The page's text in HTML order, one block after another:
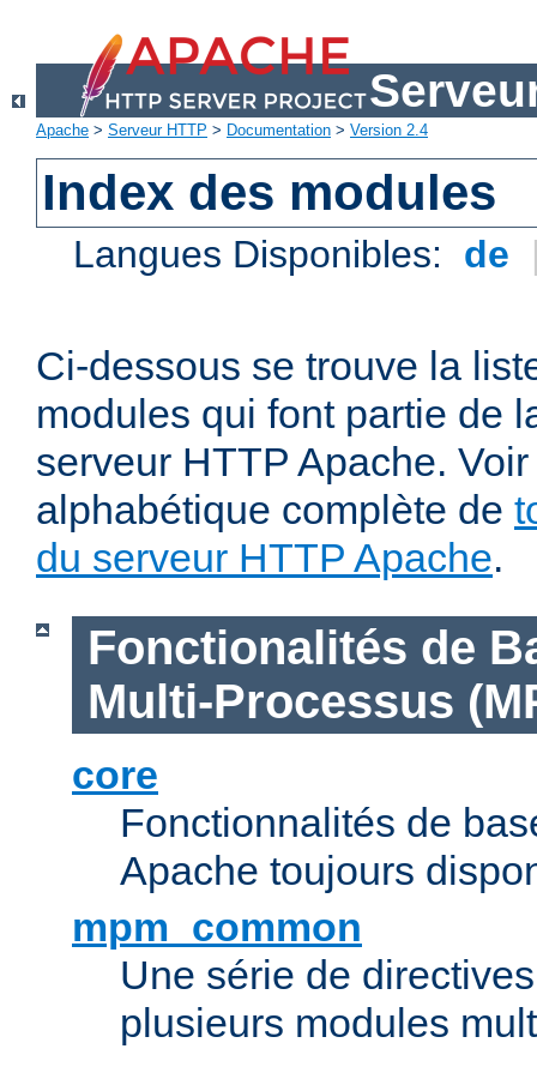
Apache > Serveur HTTP > Documentation > Version 2.4
Index des modules
Langues Disponibles: de
Ci-dessous se trouve la
modules qui font partie de
serveur HTTP Apache.
alphabétique complète de
du serveur HTTP Apache.
Fonctionalités de
Multi-Processus
core
Fonctionnalités de
Apache toujours
mpm_common
Une série de
plusieurs modules